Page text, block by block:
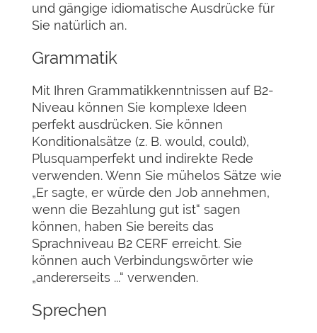
und gängige idiomatische Ausdrücke für
Sie natürlich an.
Grammatik
Mit Ihren Grammatikkenntnissen auf B2-
Niveau können Sie komplexe Ideen
perfekt ausdrücken. Sie können
Konditionalsätze (z. B. would, could),
Plusquamperfekt und indirekte Rede
verwenden. Wenn Sie mühelos Sätze wie
„Er sagte, er würde den Job annehmen,
wenn die Bezahlung gut ist“ sagen
können, haben Sie bereits das
Sprachniveau B2 CERF erreicht. Sie
können auch Verbindungswörter wie
„andererseits ...“ verwenden.
Sprechen